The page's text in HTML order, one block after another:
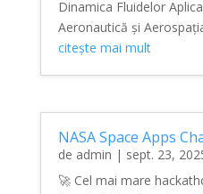
Dinamica Fluidelor
Aeronautică și
citește mai mult
NASA Space Apps
de admin | sept. 23,
🚀 Cel mai mare